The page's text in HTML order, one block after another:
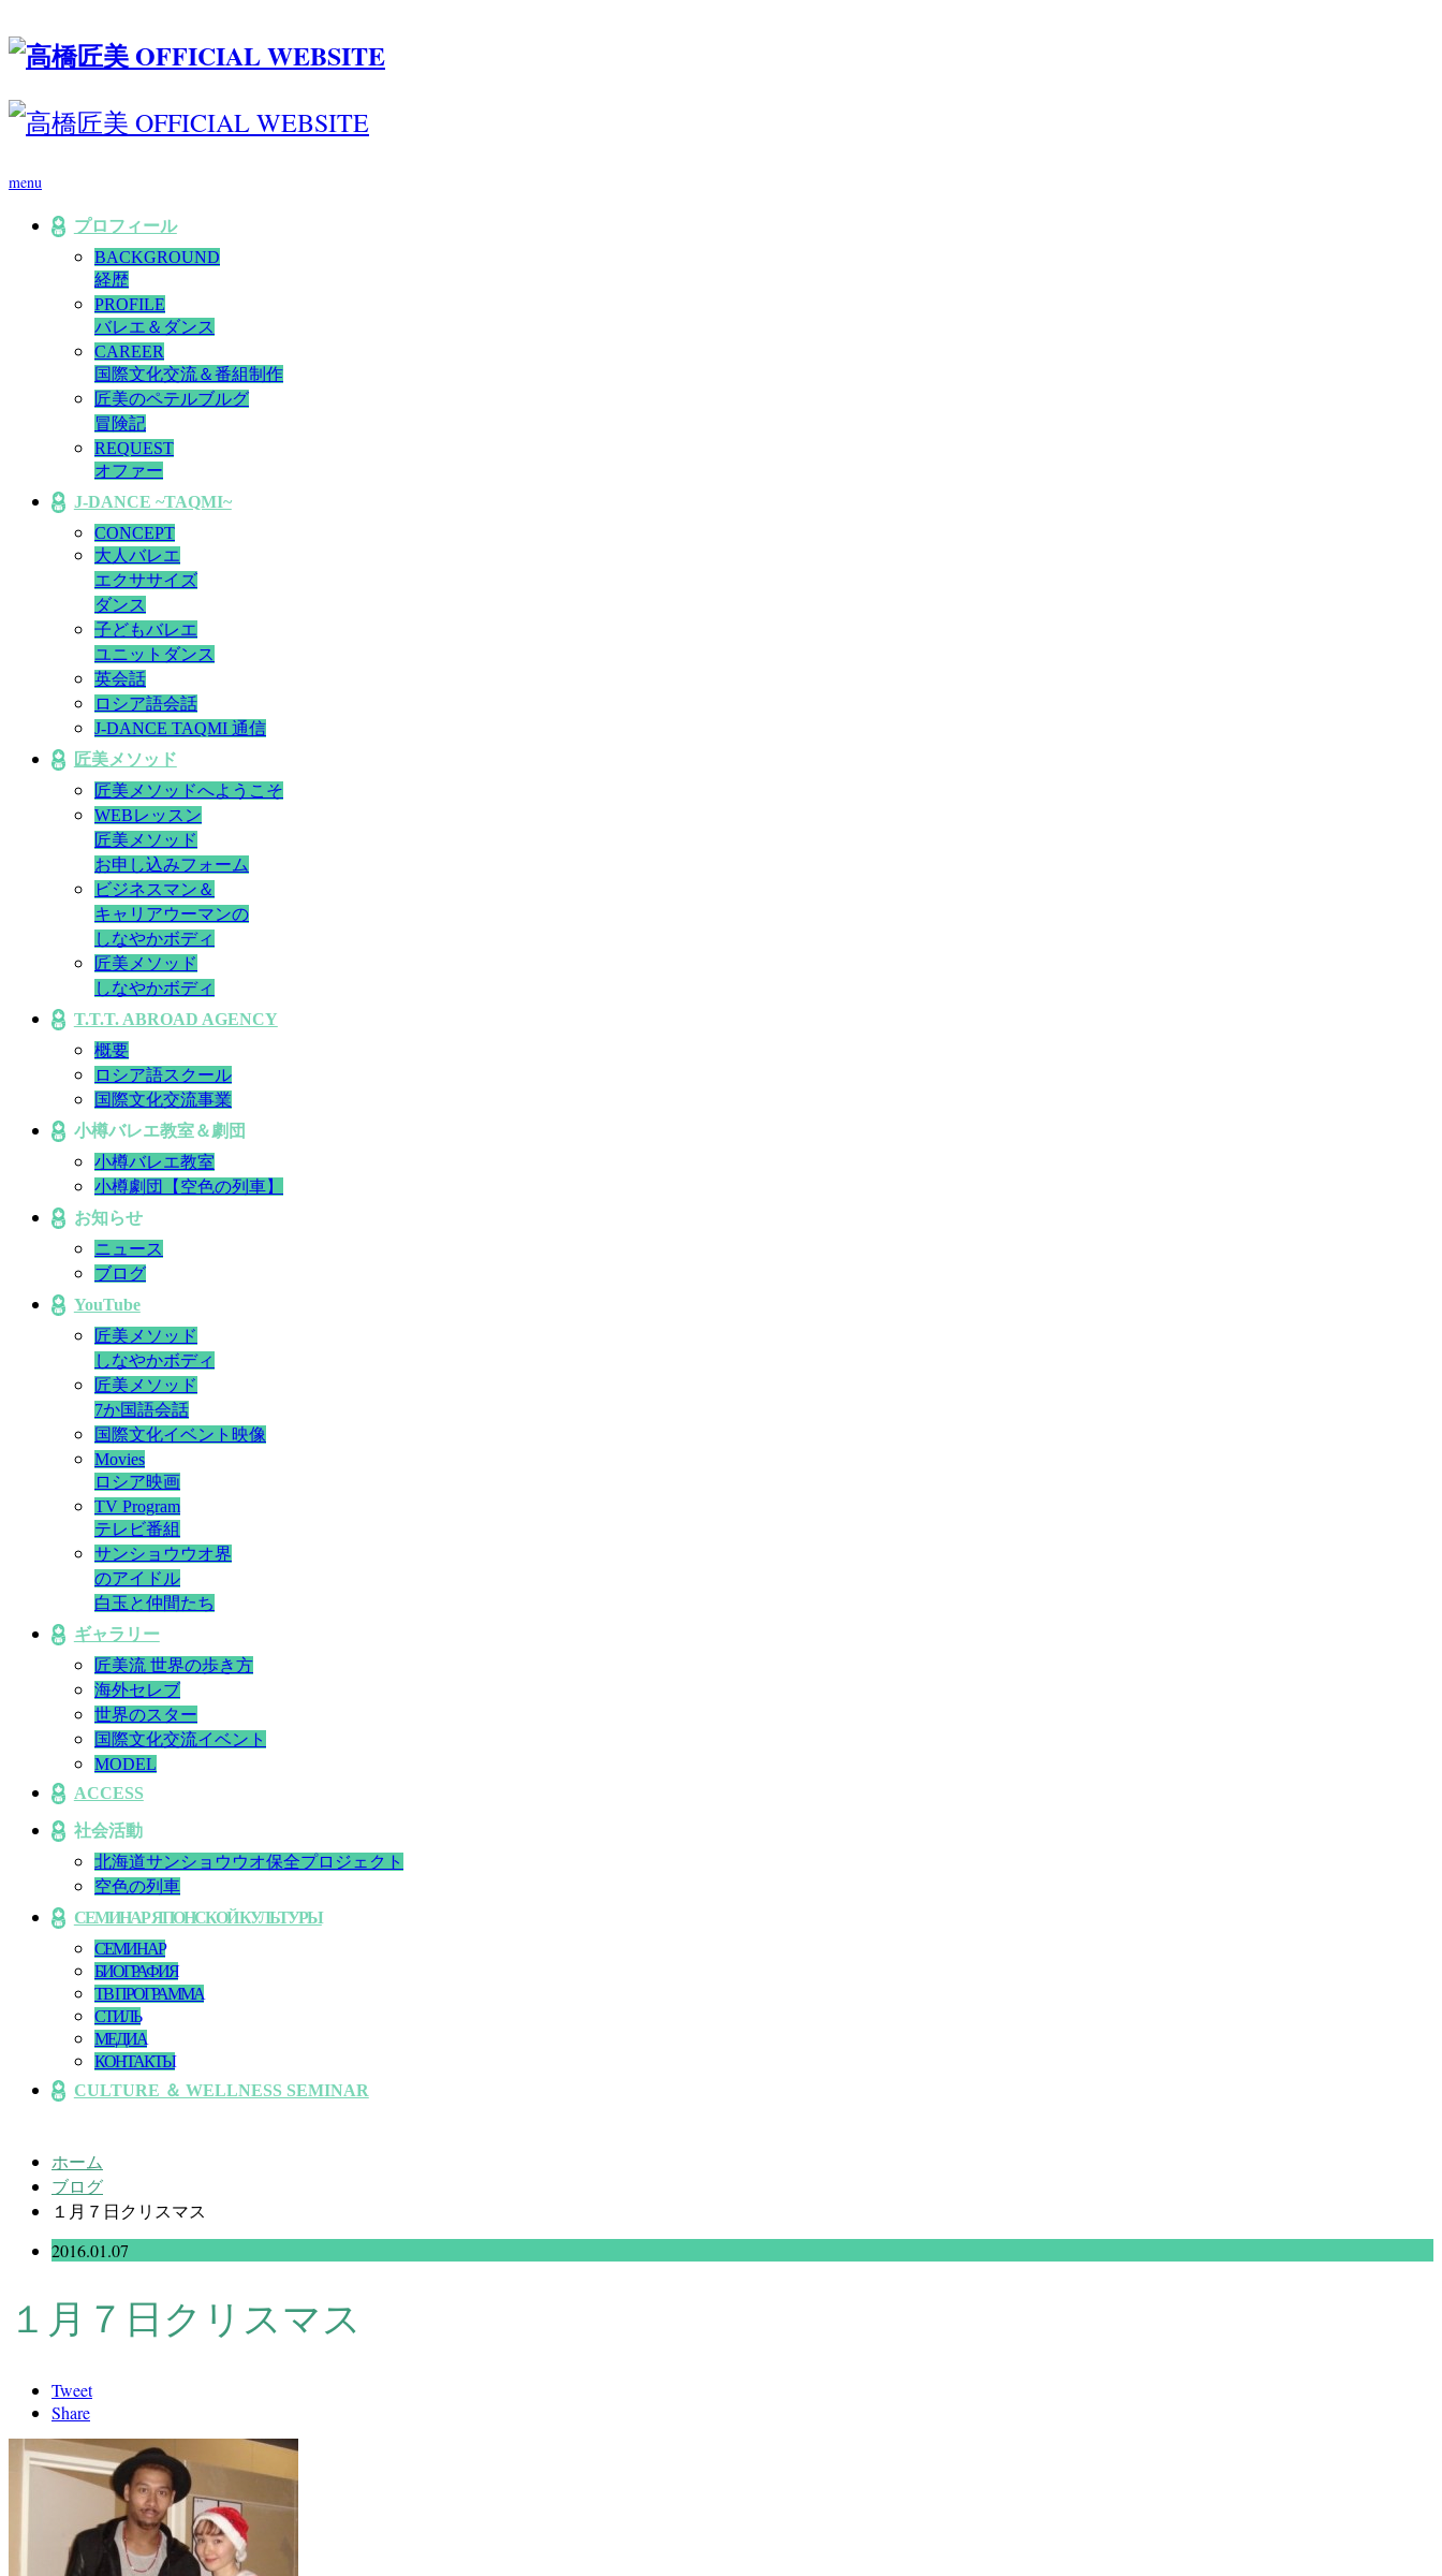
menu
プロフィール
BACKGROUND
経歴
PROFILE
バレエ＆ダンス
CAREER
国際文化交流＆番組制作
匠美のペテルブルグ
冒険記
REQUEST
オファー
J-DANCE ~TAQMI~
CONCEPT
大人バレエ
エクササイズ
ダンス
子どもバレエ
ユニットダンス
英会話
ロシア語会話
J-DANCE TAQMI 通信
匠美メソッド
匠美メソッドへようこそ
WEBレッスン
匠美メソッド
お申し込みフォーム
ビジネスマン＆
キャリアウーマンの
しなやかボディ
匠美メソッド
しなやかボディ
T.T.T. ABROAD AGENCY
概要
ロシア語スクール
国際文化交流事業
小樽バレエ教室＆劇団
小樽バレエ教室
小樽劇団【空色の列車】
お知らせ
ニュース
ブログ
YouTube
匠美メソッド
しなやかボディ
匠美メソッド
7か国語会話
国際文化イベント映像
Movies
ロシア映画
TV Program
テレビ番組
サンショウウオ界
のアイドル
白玉と仲間たち
ギャラリー
匠美流 世界の歩き方
海外セレブ
世界のスター
国際文化交流イベント
MODEL
ACCESS
社会活動
北海道サンショウウオ保全プロジェクト
空色の列車
СЕМИНАР ЯПОНСКОЙ КУЛЬТУРЫ
СЕМИНАР
БИОГРАФИЯ
ТВ ПРОГРАММА
СТИЛЬ
МЕДИА
КОНТАКТЫ
CULTURE ＆ WELLNESS SEMINAR
ホーム
ブログ
１月７日クリスマス
2016.01.07
１月７日クリスマス
Tweet
Share